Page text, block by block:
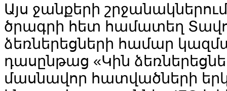
Այս ջանքերի
ծրագրի հետ համատեղ
ձեռներեցների համար
դասընթաց «Կին
մասնավոր հատվածների